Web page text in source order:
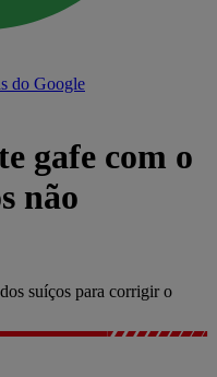
do Google
gafe com o
não
suíços para corrigir o